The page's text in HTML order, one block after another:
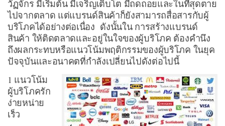
วัฏจักร มีเริ่มต้น มีเจริญเติบโต มีถดถอยและในที่สุดตาย
ไปจากตลาด แต่แบรนด์สินค้าก็ยังสามารถสื่อสารกับผู้
บริโภคได้อย่างต่อเนื่อง ดังนั้นใน การสร้างแบรนด์
สินค้า ให้ติดตลาดและอยู่ในใจของผู้บริโภค ต้องคำนึง
ถึงผลกระทบหรือแนวโน้มพฤติกรรมของผู้บริโภค ในยุค
ปัจจุบันและอนาคตที่กำลังเปลี่ยนไปดังต่อไปนี้
1 แนวโน้ม
ผู้บริโภครัก
ง่ายหน่าย
เร็ว